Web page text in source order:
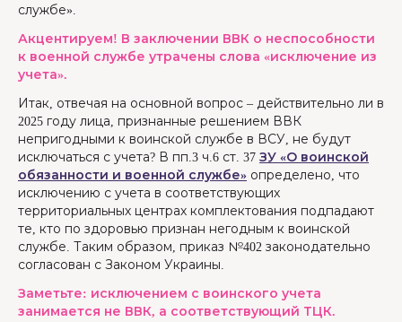
службе».
Акцентируем! В заключении ВВК о неспособности
к военной службе утрачены слова «исключение из
учета».
Итак, отвечая на основной вопрос – действительно ли в
2025 году лица, признанные решением ВВК
непригодными к воинской службе в ВСУ, не будут
исключаться с учета? В пп.3 ч.6 ст. 37 ЗУ «О воинской
обязанности и военной службе» определено, что
исключению с учета в соответствующих
территориальных центрах комплектования подпадают
те, кто по здоровью признан негодным к воинской
службе. Таким образом, приказ №402 законодательно
согласован с Законом Украины.
Заметьте: исключением с воинского учета
занимается не ВВК, а соответствующий ТЦК.